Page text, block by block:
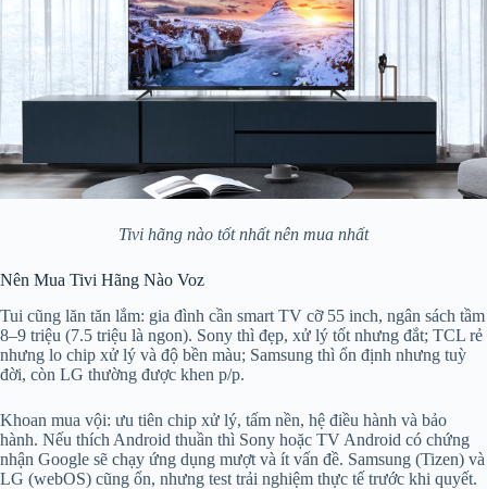
Tivi hãng nào tốt nhất nên mua nhất
Nên Mua Tivi Hãng Nào Voz
Tui cũng lăn tăn lắm: gia đình cần smart TV cỡ 55 inch, ngân sách tầm
8–9 triệu (7.5 triệu là ngon). Sony thì đẹp, xử lý tốt nhưng đắt; TCL rẻ
nhưng lo chip xử lý và độ bền màu; Samsung thì ổn định nhưng tuỳ
đời, còn LG thường được khen p/p.
Khoan mua vội: ưu tiên chip xử lý, tấm nền, hệ điều hành và bảo
hành. Nếu thích Android thuần thì Sony hoặc TV Android có chứng
nhận Google sẽ chạy ứng dụng mượt và ít vấn đề. Samsung (Tizen) và
LG (webOS) cũng ổn, nhưng test trải nghiệm thực tế trước khi quyết.